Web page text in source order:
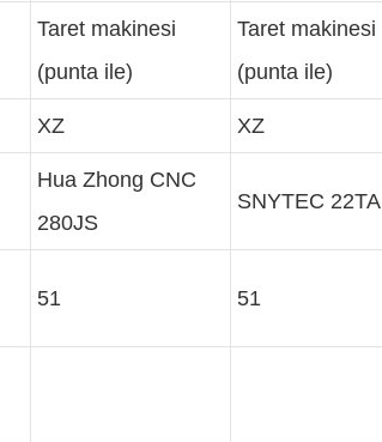
Taret makinesi
(punta ile)
Taret makinesi
(punta ile)
XZ XZ
Hua Zhong CNC
280JS
SNYTEC 22TA
51 51